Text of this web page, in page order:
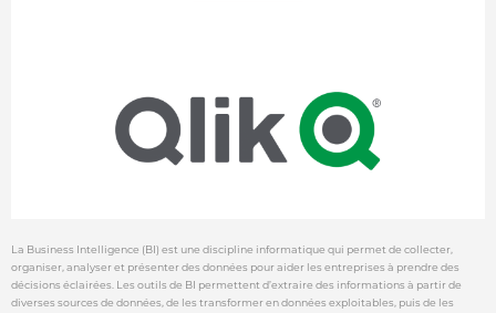
La Business Intelligence (BI) est une discipline informatique qui permet de collecter,
organiser, analyser et présenter des données pour aider les entreprises à prendre des
décisions éclairées. Les outils de BI permettent d’extraire des informations à partir de
diverses sources de données, de les transformer en données exploitables, puis de les